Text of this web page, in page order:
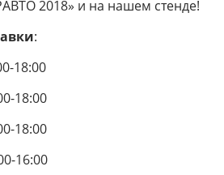
2018» и на нашем стенде!
:
18:00
18:00
18:00
16:00